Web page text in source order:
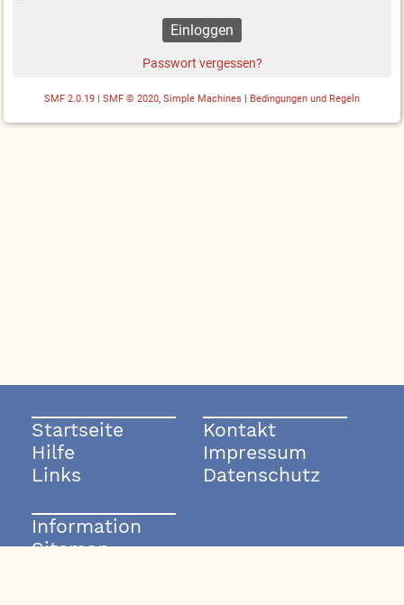
Passwort vergessen?
SMF 2.0.19 | SMF © 2020, Simple Machines | Bedingungen und Regeln
Startseite
Hilfe
Links
Kontakt
Impressum
Datenschutz
Information
Sitemap